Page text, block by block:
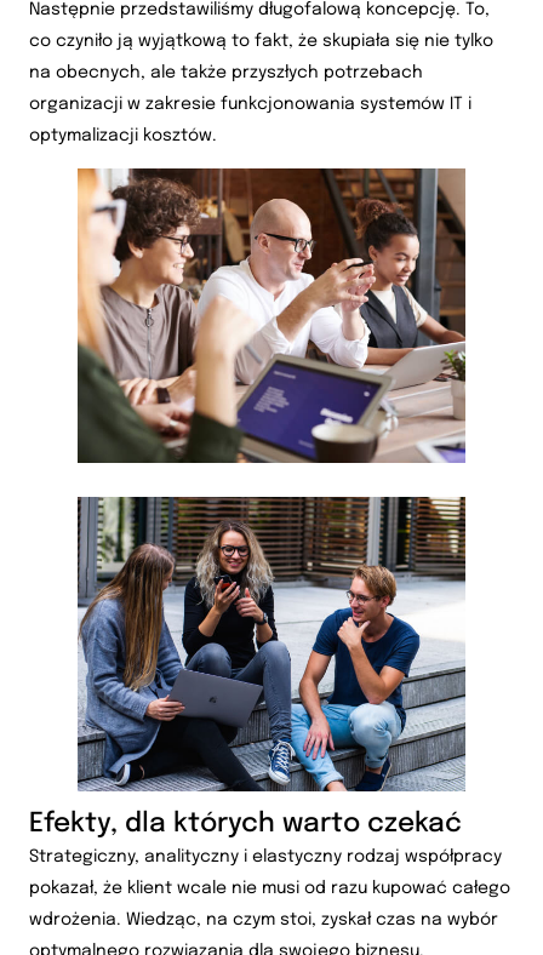
Następnie przedstawiliśmy długofalową koncepcję. To,
co czyniło ją wyjątkową to fakt, że skupiała się nie tylko
na obecnych, ale także przyszłych potrzebach
organizacji w zakresie funkcjonowania systemów IT i
optymalizacji kosztów.
Efekty, dla których warto czekać
Strategiczny, analityczny i elastyczny rodzaj współpracy
pokazał, że klient wcale nie musi od razu kupować całego
wdrożenia. Wiedząc, na czym stoi, zyskał czas na wybór